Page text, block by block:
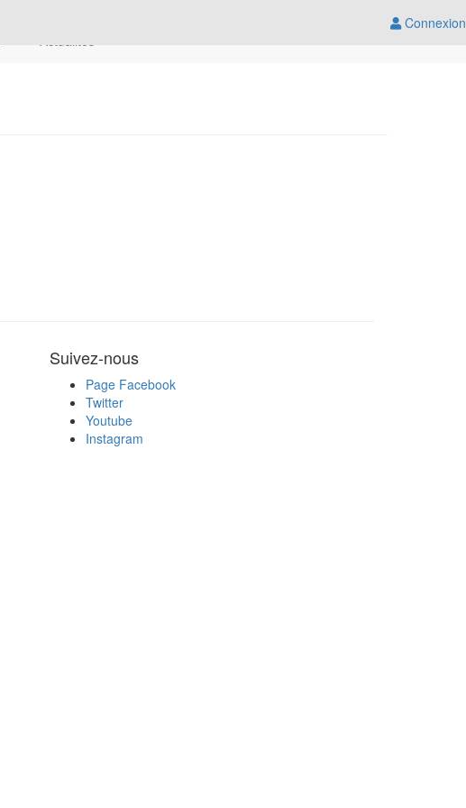
Connexion
Actualités
Suivez-nous
Page Facebook
Twitter
Youtube
Instagram